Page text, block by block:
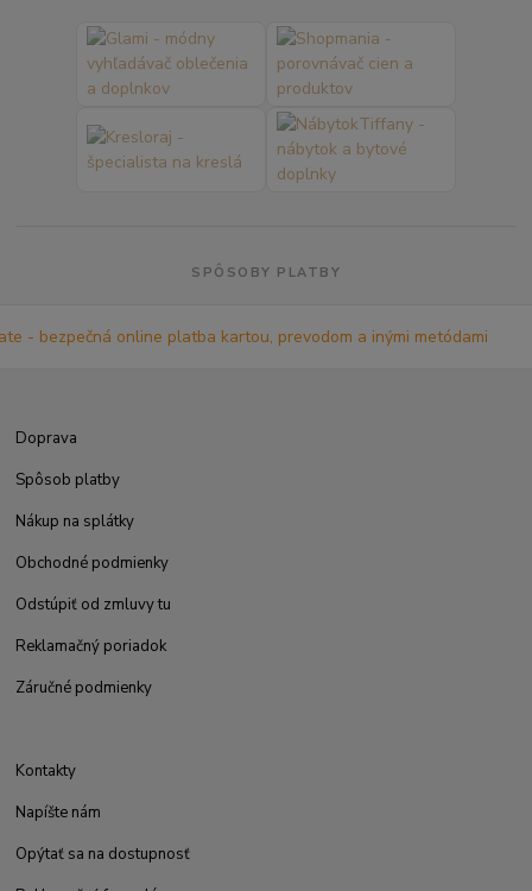
SPÔSOBY PLATBY
Doprava
Spôsob platby
Nákup na splátky
Obchodné podmienky
Odstúpiť od zmluvy tu
Reklamačný poriadok
Záručné podmienky
Kontakty
Napíšte nám
Opýtať sa na dostupnosť